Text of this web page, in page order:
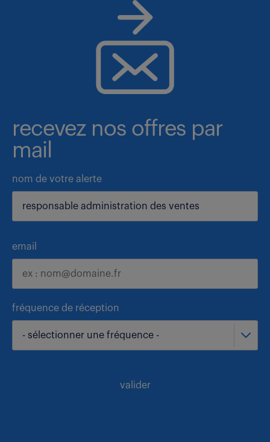
recevez nos offres par
mail
nom de votre alerte
email
fréquence de réception
- sélectionner une fréquence -
valider